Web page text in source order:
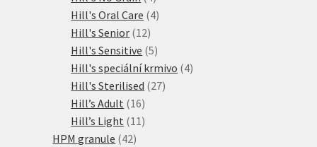
produkty
Hill's Oral Care 44
Hill's Senior 1212
produktů
Hill's Sensitive 55
produktů
Hill's speciální krmivo 44
Hill's Sterilised 2727
Hill’s Adult 1616
produktů
Hill’s Light 11 11
HPM granule 4242